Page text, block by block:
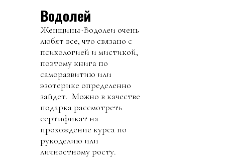
Водолей
Женщины-Водолеи очень
любят все, что связано с
психологией и мистикой,
поэтому книга по
саморазвитию или
эзотерике определенно
зайдет. Можно в качестве
подарка рассмотреть
сертификат на
прохождение курса по
рукоделию или
личностному росту.